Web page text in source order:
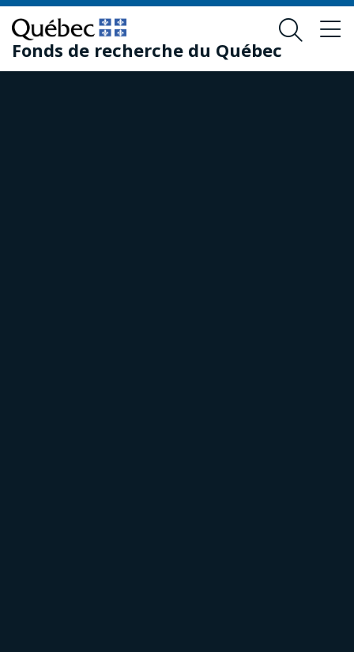
Passer
au
contenu
principal
Passer
au
pied
de
Fonds de recherche du Québec